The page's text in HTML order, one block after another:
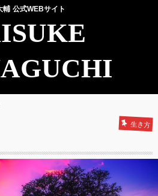
輔 公式WEBサイト
生き方